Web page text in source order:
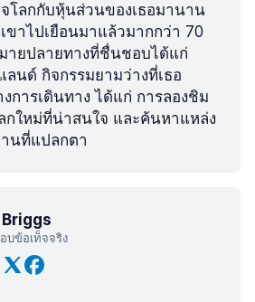
โลกกับหุ้นส่วนของเธอมานาน
ขาไปเยือนมาแล้วมากกว่า 70
ายปลายทางที่ชื่นชอบได้แก่
นด์ กิจกรรมยามว่างที่เธอ
การเดินทาง ได้แก่ การลองชิม
กใหม่ที่น่าสนใจ และค้นหาแหล่ง
นที่แปลกตา
Briggs
บข้อเท็จจริง